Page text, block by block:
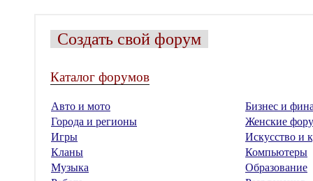
Создать свой форум
Каталог форумов
Авто и мото
Бизнес и
Города и регионы
Женские
Игры
Искусство и
Кланы
Компьютеры
Музыка
Образование